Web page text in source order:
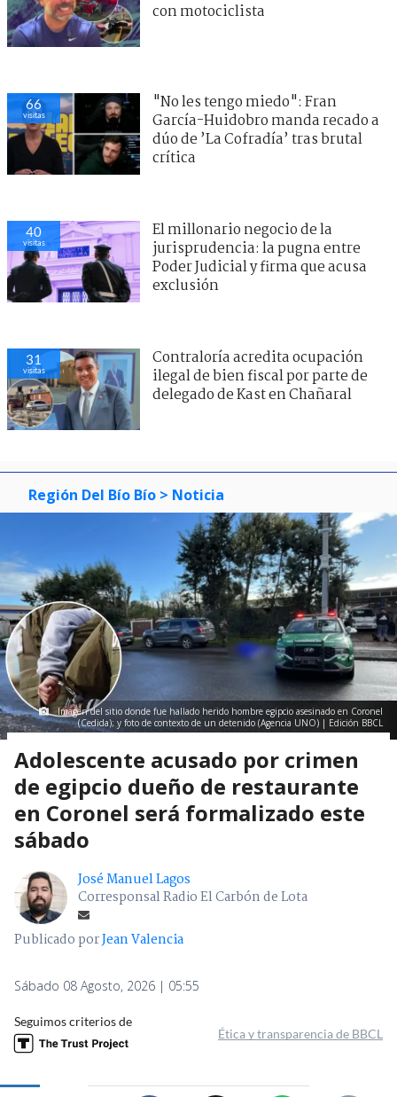
con motociclista
66
visitas
"No les tengo miedo": Fran
García-Huidobro manda recado a
dúo de ’La Cofradía’ tras brutal
crítica
40
visitas
El millonario negocio de la
jurisprudencia: la pugna entre
Poder Judicial y firma que acusa
exclusión
31
visitas
Contraloría acredita ocupación
ilegal de bien fiscal por parte de
delegado de Kast en Chañaral
Región Del Bío Bío > Noticia
Imagen del sitio donde fue hallado herido hombre egipcio asesinado en Coronel
(Cedida); y foto de contexto de un detenido (Agencia UNO) | Edición BBCL
Adolescente acusado por crimen
de egipcio dueño de restaurante
en Coronel será formalizado este
sábado
José Manuel Lagos
Corresponsal Radio El Carbón de Lota
Publicado porJean Valencia
Sábado 08 Agosto, 2026 | 05:55
Seguimos criterios de
Ética y transparencia de BBCL